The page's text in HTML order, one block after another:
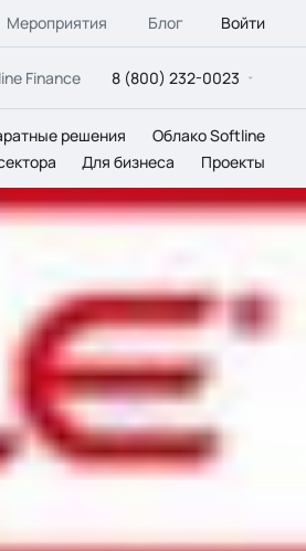
Мероприятия Блог Войти
Finance 8 (800) 232-0023
решения
Облако Softline
Для бизнеса Проекты